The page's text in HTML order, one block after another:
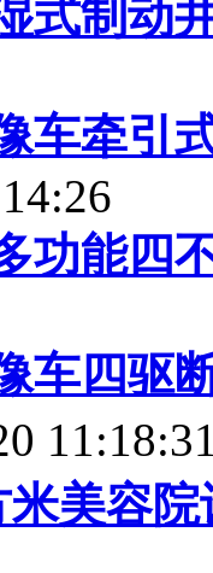
式制动
车牵引
功能四
车四驱
美容